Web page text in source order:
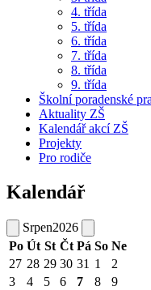
4. třída
5. třída
6. třída
7. třída
8. třída
9. třída
Školní poradenské
Aktuality ZŠ
Kalendář akcí ZŠ
Projekty
Pro rodiče
Kalendář
Srpen2026
Po Út St Čt Pá So Ne
27 28 29 30 31 1
2
3
4 5 6 7 8
9